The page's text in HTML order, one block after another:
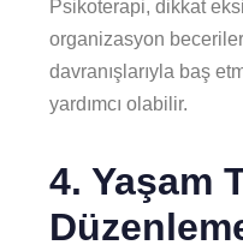
Psikoterapi, dikkat
organizasyon
davranışlarıyla baş
yardımcı olabilir.
4. Yaşam